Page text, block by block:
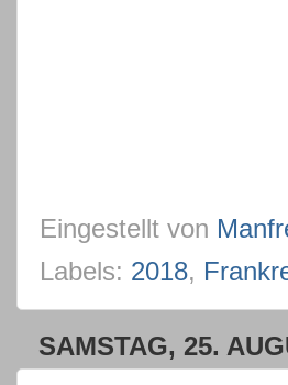
Eingestellt von
Labels: 2018,
SAMSTAG, 25.